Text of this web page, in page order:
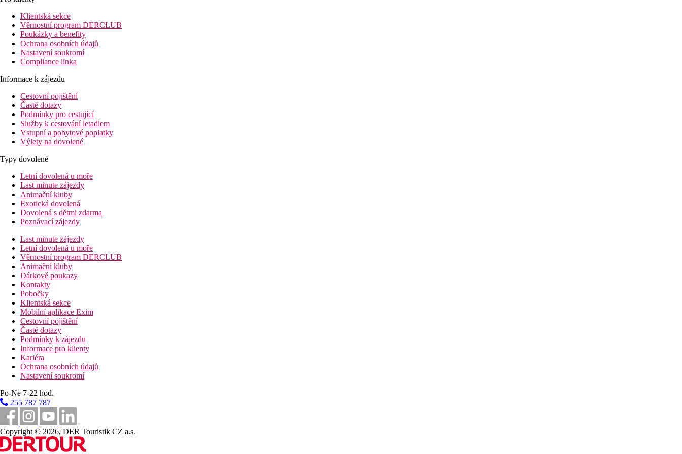
Klientská sekce
Věrnostní program DERCLUB
Poukázky a benefity
Ochrana osobních údajů
Nastavení soukromí
Compliance linka
Informace k zájezdu
Cestovní pojištění
Časté dotazy
Podmínky pro cestující
Služby k cestování letadlem
Vstupní a pobytové poplatky
Výlety na dovolené
Typy dovolené
Letní dovolená u moře
Last minute zájezdy
Animační kluby
Exotická dovolená
Dovolená s dětmi zdarma
Poznávací zájezdy
Last minute zájezdy
Letní dovolená u moře
Věrnostní program DERCLUB
Animační kluby
Dárkové poukazy
Kontakty
Pobočky
Klientská sekce
Mobilní aplikace Exim
Cestovní pojištění
Časté dotazy
Podmínky k zájezdu
Informace pro klienty
Kariéra
Ochrana osobních údajů
Nastavení soukromí
Po-Ne 7-22 hod.
255 787 787
Copyright © 2026, DER Touristik CZ a.s.